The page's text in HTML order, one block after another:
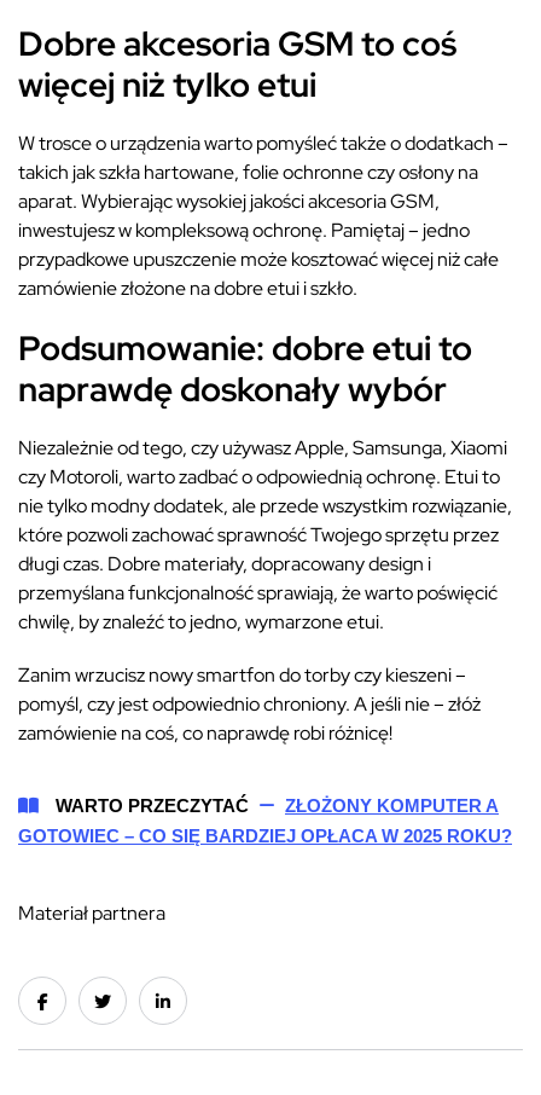
Dobre akcesoria GSM to coś
więcej niż tylko etui
W trosce o urządzenia warto pomyśleć także o dodatkach –
takich jak szkła hartowane, folie ochronne czy osłony na
aparat. Wybierając wysokiej jakości akcesoria GSM,
inwestujesz w kompleksową ochronę. Pamiętaj – jedno
przypadkowe upuszczenie może kosztować więcej niż całe
zamówienie złożone na dobre etui i szkło.
Podsumowanie: dobre etui to
naprawdę doskonały wybór
Niezależnie od tego, czy używasz Apple, Samsunga, Xiaomi
czy Motoroli, warto zadbać o odpowiednią ochronę. Etui to
nie tylko modny dodatek, ale przede wszystkim rozwiązanie,
które pozwoli zachować sprawność Twojego sprzętu przez
długi czas. Dobre materiały, dopracowany design i
przemyślana funkcjonalność sprawiają, że warto poświęcić
chwilę, by znaleźć to jedno, wymarzone etui.
Zanim wrzucisz nowy smartfon do torby czy kieszeni –
pomyśl, czy jest odpowiednio chroniony. A jeśli nie – złóż
zamówienie na coś, co naprawdę robi różnicę!
WARTO PRZECZYTAĆ
ZŁOŻONY KOMPUTER A
GOTOWIEC – CO SIĘ BARDZIEJ OPŁACA W 2025 ROKU?
Materiał partnera